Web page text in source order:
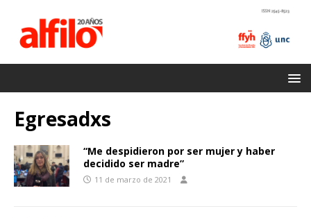
Egresadxs
“Me despidieron por ser mujer y haber
decidido ser madre”
11 de marzo de 2021